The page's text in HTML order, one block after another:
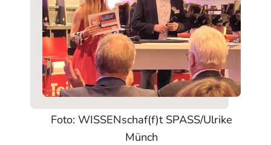
Foto: WISSENschaf(f)t SPASS/Ulrike
Münch